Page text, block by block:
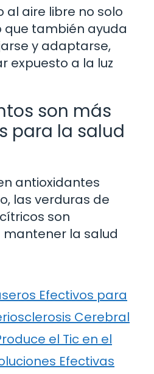
al aire libre no solo
que también ayuda
y adaptarse,
expuesto a la luz
son más
para la salud
antioxidantes
las verduras de
son
la salud
Efectivos para
Cerebral
el Tic en el
Efectivas